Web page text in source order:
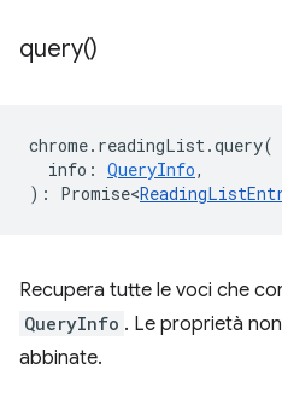
query()
chrome. readingList .query(
info : QueryInfo,
) : Promise<
Recupera tutte le voci che
QueryInfo . Le proprietà
abbinate.